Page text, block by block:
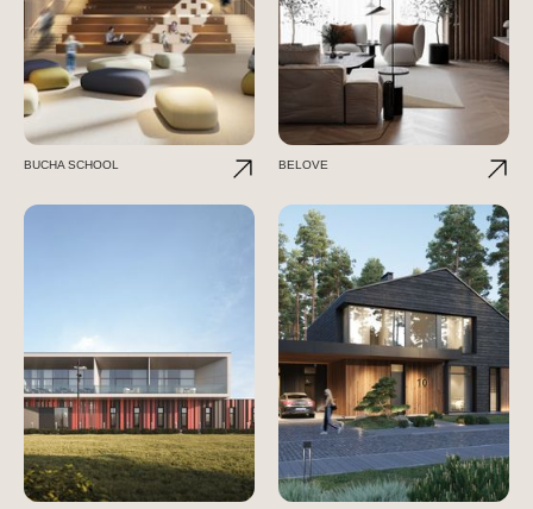
BUCHA SCHOOL BELOVE